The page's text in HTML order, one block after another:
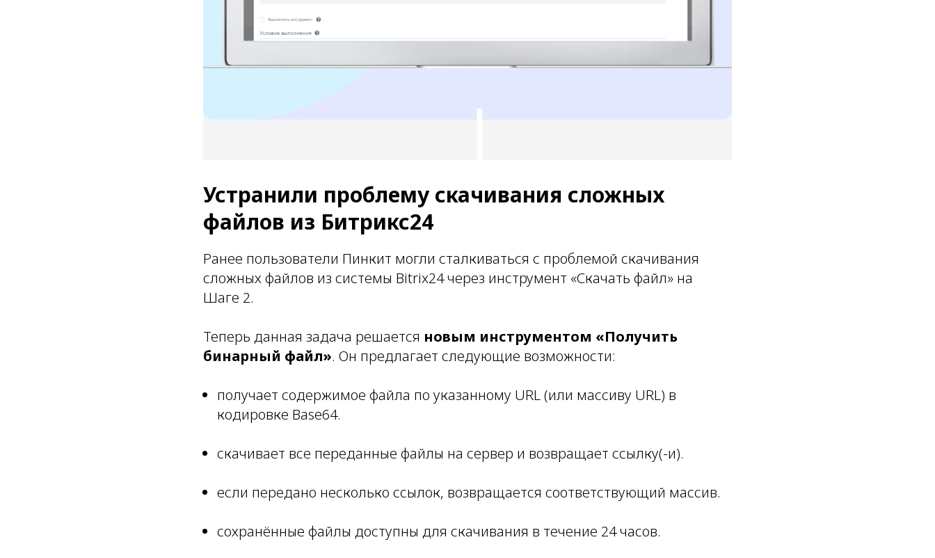
Устранили проблему скачивания сложных
файлов из Битрикс24
Ранее пользователи Пинкит могли сталкиваться с проблемой скачивания
сложных файлов из системы Bitrix24 через инструмент «Скачать файл» на
Шаге 2.
Теперь данная задача решается новым инструментом «Получить
бинарный файл». Он предлагает следующие возможности:
получает содержимое файла по указанному URL (или массиву URL) в
кодировке Base64.
скачивает все переданные файлы на сервер и возвращает ссылку(-и).
если передано несколько ссылок, возвращается соответствующий массив.
сохранённые файлы доступны для скачивания в течение 24 часов.